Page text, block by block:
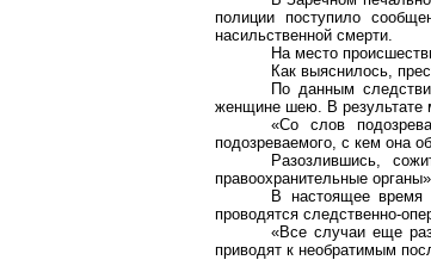
полиции поступило
насильственной смерти.
На место
Как выяснилось,
По данным
женщине шею. В результате
«Со слов
подозреваемого, с кем она
Разозлившись,
правоохранительные
В настоящее время
проводятся следственно-
«Все случаи еще
приводят к необратимым